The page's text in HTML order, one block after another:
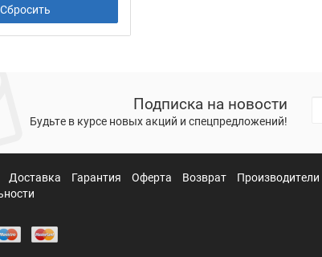
Подписка на новости
Будьте в курсе новых акций и спецпредложений!
Доставка Гарантия Оферта Возврат Производители